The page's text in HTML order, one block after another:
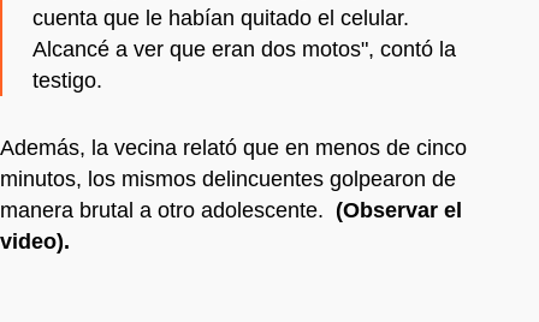
cuenta que le habían quitado el celular.
Alcancé a ver que eran dos motos", contó la
testigo.
Además, la vecina relató que en menos de cinco
minutos, los mismos delincuentes golpearon de
manera brutal a otro adolescente. (Observar el
video).